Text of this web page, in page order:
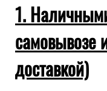
1.
самовывозе
доставкой)